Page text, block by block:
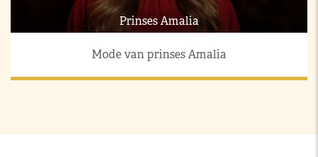
Prinses Amalia
Mode van prinses Amalia